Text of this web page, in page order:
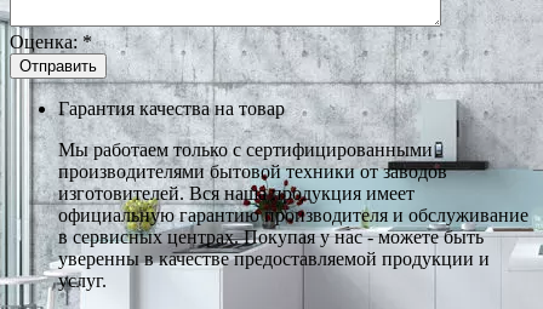
Оценка: *
Гарантия качества на товар
Мы работаем только с сертифицированными
производителями бытовой техники от заводов
изготовителей. Вся наша продукция имеет
официальную гарантию производителя и обслуживание
в сервисных центрах. Покупая у нас - можете быть
уверенны в качестве предоставляемой продукции и
услуг.